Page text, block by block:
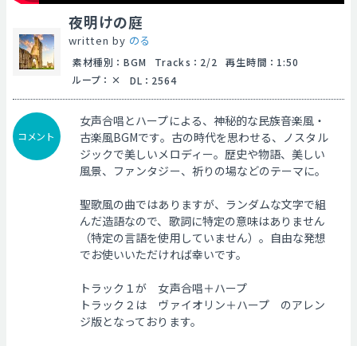
夜明けの庭
written by のる
素材種別 ： BGM Tracks ： 2/2 再生時間 ： 1:50
ループ ： DL ： 2564
コメント
女声合唱とハープによる、神秘的な民族音楽風・
古楽風BGMです。古の時代を思わせる、ノスタル
ジックで美しいメロディー。歴史や物語、美しい
風景、ファンタジー、祈りの場などのテーマに。
聖歌風の曲ではありますが、ランダムな文字で組
んだ造語なので、歌詞に特定の意味はありません
（特定の言語を使用していません）。自由な発想
でお使いいただければ幸いです。
トラック１が 女声合唱＋ハープ
トラック２は ヴァイオリン＋ハープ のアレン
ジ版となっております。